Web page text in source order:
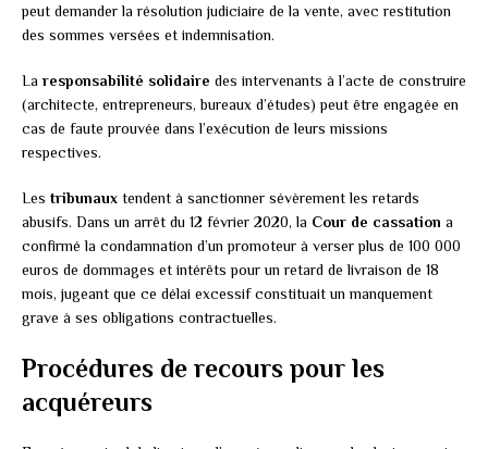
peut demander la résolution judiciaire de la vente, avec restitution
des sommes versées et indemnisation.
La responsabilité solidaire des intervenants à l’acte de construire
(architecte, entrepreneurs, bureaux d’études) peut être engagée en
cas de faute prouvée dans l’exécution de leurs missions
respectives.
Les tribunaux tendent à sanctionner sévèrement les retards
abusifs. Dans un arrêt du 12 février 2020, la Cour de cassation a
confirmé la condamnation d’un promoteur à verser plus de 100 000
euros de dommages et intérêts pour un retard de livraison de 18
mois, jugeant que ce délai excessif constituait un manquement
grave à ses obligations contractuelles.
Procédures de recours pour les
acquéreurs